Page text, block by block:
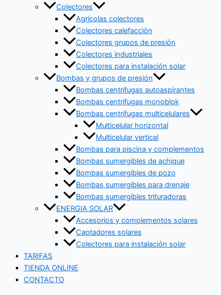
Colectores
Agrícolas colectores
Colectores calefacción
Colectores grupos de presión
Colectores industriales
Colectores para instalación solar
Bombas y grupos de presión
Bombas centrifugas autoaspirantes
Bombas centrifugas monoblok
Bombas centrifugas multicelulares
Multicelular horizontal
Multicelular vertical
Bombas para piscina y complementos
Bombas sumergibles de achique
Bombas sumergibles de pozo
Bombas sumergibles para drenaje
Bombas sumergibles trituradoras
ENERGIA SOLAR
Accesorios y complementos solares
Captadores solares
Colectores para instalación solar
TARIFAS
TIENDA ONLINE
CONTACTO